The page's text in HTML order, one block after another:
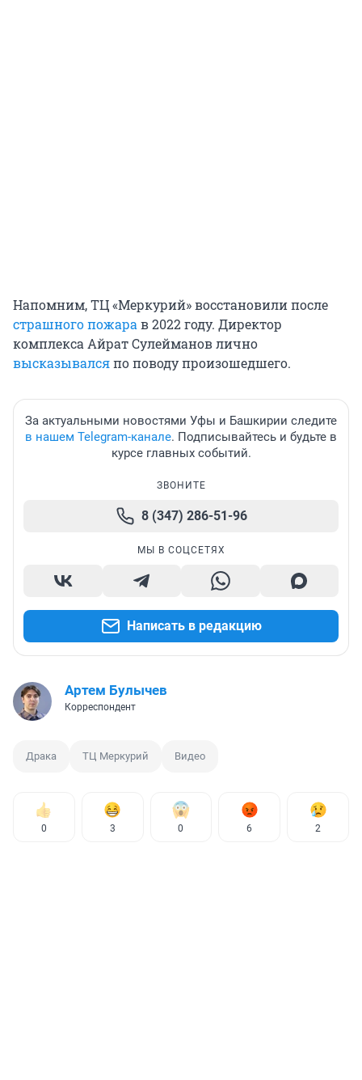
Напомним, ТЦ «Меркурий» восстановили после
страшного пожара в 2022 году. Директор
комплекса Айрат Сулейманов лично
высказывалсяпо поводу произошедшего.
За актуальными новостями Уфы и Башкирии следите
в нашем Telegram-канале. Подписывайтесь и будьте в
курсе главных событий.
ЗВОНИТЕ
8 (347) 286-51-96
МЫ В СОЦСЕТЯХ
Написать в редакцию
Артем Булычев
Корреспондент
Драка ТЦ Меркурий Видео
0 3 0 6 2